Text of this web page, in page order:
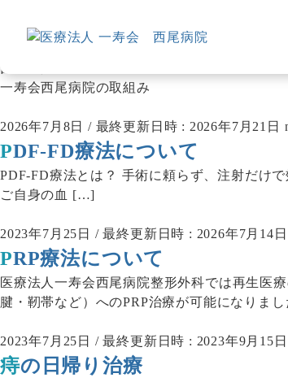
西尾病院TOP
一寿会西尾病院の取組み
2026年7月8日 / 最終更新日時 : 2026年7月21日
PDF-FD療法について
PDF-FD療法とは？ 手術に頼らず、注射だけ
ご自身の血 […]
2023年7月25日 / 最終更新日時 : 2026年7月14日
PRP療法について
医療法人一寿会西尾病院整形外科では再生医
腱・靭帯など）へのPRP治療が可能になりま
2023年7月25日 / 最終更新日時 : 2023年9月15日
痔の日帰り治療